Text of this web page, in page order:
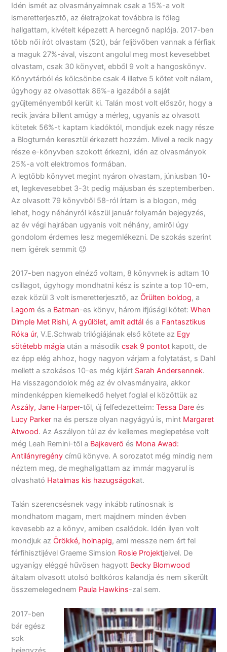
Idén ismét az olvasmányaimnak csak a 15%-a volt
ismeretterjesztő, az életrajzokat továbbra is főleg
hallgattam, kivételt képezett A hercegnő naplója. 2017-ben
több női írót olvastam (52t), bár feljövőben vannak a férfiak
a maguk 27%-ával, viszont angolul meg most kevesebbet
olvastam, csak 30 könyvet, ebből 9 volt a hangoskönyv.
Könyvtárból és kölcsönbe csak 4 illetve 5 kötet volt nálam,
úgyhogy az olvasottak 86%-a igazából a saját
gyűjteményemből került ki. Talán most volt először, hogy a
recik javára billent amúgy a mérleg, ugyanis az olvasott
kötetek 56%-t kaptam kiadóktól, mondjuk ezek nagy része
a Blogturnén keresztül érkezett hozzám. Mivel a recik nagy
része e-könyvben szokott érkezni, idén az olvasmányok
25%-a volt elektromos formában.
A legtöbb könyvet megint nyáron olvastam, júniusban 10-
et, legkevesebbet 3-3t pedig májusban és szeptemberben.
Az olvasott 79 könyvből 58-ról írtam is a blogon, még
lehet, hogy néhányról készül január folyamán bejegyzés,
az év végi hajrában ugyanis volt néhány, amiről úgy
gondolom érdemes lesz megemlékezni. De szokás szerint
nem ígérek semmit 😉
2017-ben nagyon elnéző voltam, 8 könyvnek is adtam 10
csillagot, úgyhogy mondhatni kész is szinte a top 10-em,
ezek közül 3 volt ismeretterjesztő, az Őrülten boldog, a
Lagom és a Batman-es könyv, három ifjúsági kötet:When
Dimple Met Rishi,A gyűlölet, amit adtál és a Fantasztikus
Róka úr, V.E.Schwab trilógiájának első kötete az Egy
sötétebb mágia után a másodikcsak 9 pontot kapott, de
ez épp elég ahhoz, hogy nagyon várjam a folytatást, s Dahl
mellett a szokásos 10-es még kijárt Sarah Andersennek.
Ha visszagondolok még az év olvasmányaira, akkor
mindenképpen kiemelkedő helyet foglal el közöttük az
Aszály, Jane Harper-től, új felfedezetteim:Tessa Dare és
Lucy Parker na és persze olyan nagyágyú is, mint Margaret
Atwood. Az Aszályon túl az év kellemes meglepetése volt
még Leah Remini-től a Bajkeverő és Mona Awad:
Antilányregény című könyve. A sorozatot még mindig nem
néztem meg, de meghallgattam az immár magyarul is
olvasható Hatalmas kis hazugságokat.
Talán szerencsésnek vagy inkább rutinosnak is
mondhatom magam, mert majdnem minden évben
kevesebb az a könyv, amiben csalódok. Idén ilyen volt
mondjuk az Örökké, holnapig, ami messze nem ért fel
férfihisztijével Graeme Simsion Rosie Projektjeivel. De
ugyanígy eléggé hűvösen hagyott Becky Blomwood
általam olvasott utolsó boltkóros kalandja és nem sikerült
összemelegednem Paula Hawkins-zal sem.
2017-ben
bár egész
sok